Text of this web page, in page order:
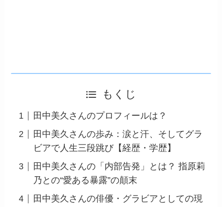
もくじ
田中美久さんのプロフィールは？
田中美久さんの歩み：涙と汗、そしてグラ
ビアで人生三段跳び【経歴・学歴】
田中美久さんの「内部告発」とは？ 指原莉
乃との“愛ある暴露”の顛末
田中美久さんの俳優・グラビアとしての現